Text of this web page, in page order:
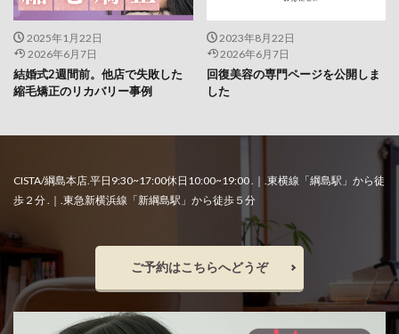
2025年1月22日
2026年6月7日
結婚式2週間前。他店で失敗した
縮毛矯正のリカバリー事例
2023年8月22日
2026年6月7日
回復美容の専門ページを公開しま
した
CISTA/綱島本店.平日9:30~17:00休日10:00~19:00 .｜.東横線「綱島駅」から徒
歩２分 .｜.東急新横浜線「新綱島駅」から徒歩５分
ご予約はこちらへどうぞ